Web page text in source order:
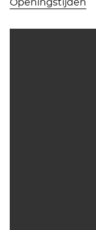
SAPINIÈRE
Center
Openingstijden